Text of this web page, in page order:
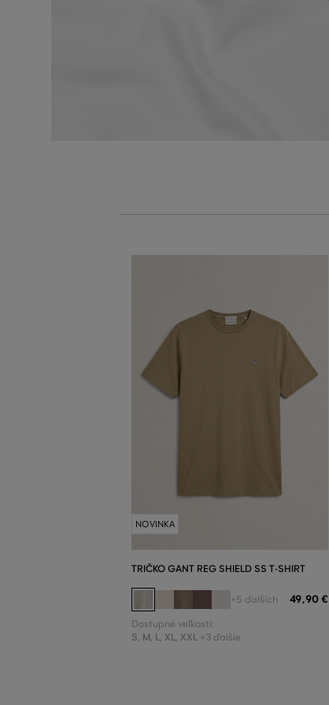
NOVINKA
TRIČKO GANT REG SHIELD SS T-SHIRT
+5 ďalších 49,90 €
Dostupné veľkosti:
S M L XL XXL +3 ďalšie